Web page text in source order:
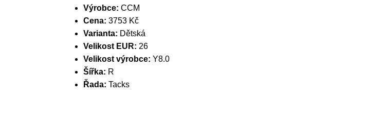
Výrobce: CCM
Cena: 3753 Kč
Varianta: Dětská
Velikost EUR: 26
Velikost výrobce: Y8.0
Šířka: R
Řada: Tacks